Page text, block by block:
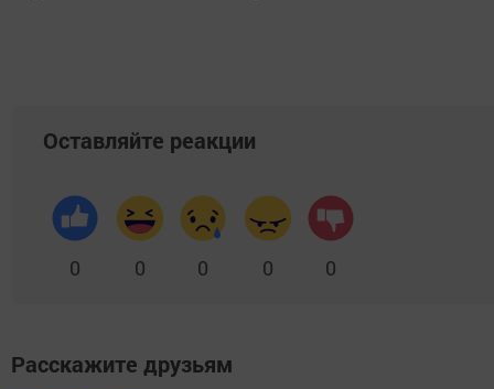
Оставляйте реакции
0 0 0 0 0
Расскажите друзьям